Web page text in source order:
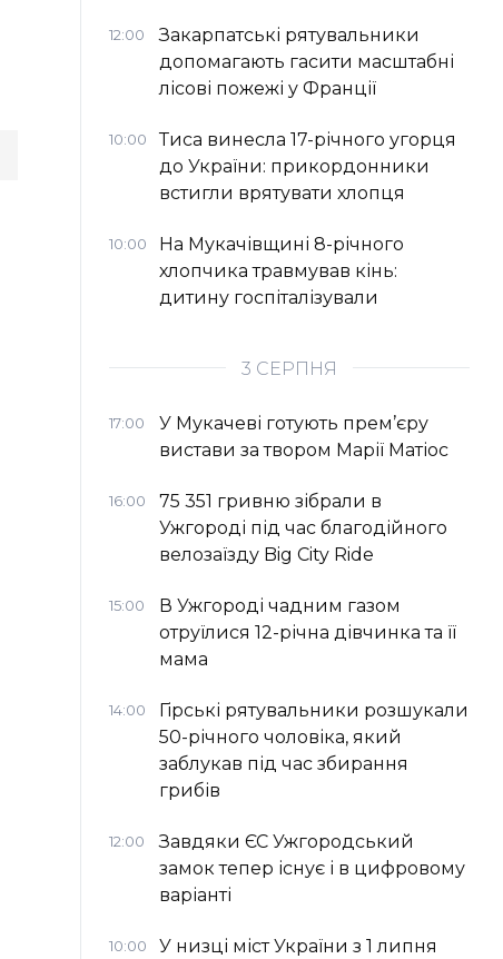
12:00
Закарпатські рятувальники
допомагають гасити масштабні
лісові пожежі у Франції
10:00
Тиса винесла 17-річного угорця
до України: прикордонники
встигли врятувати хлопця
10:00
На Мукачівщині 8-річного
хлопчика травмував кінь:
дитину госпіталізували
3 СЕРПНЯ
17:00
У Мукачеві готують прем’єру
вистави за твором Марії Матіос
16:00
75 351 гривню зібрали в
Ужгороді під час благодійного
велозаїзду Big Сity Ride
15:00
В Ужгороді чадним газом
отруїлися 12-річна дівчинка та її
мама
14:00
Гірські рятувальники розшукали
50-річного чоловіка, який
заблукав під час збирання
грибів
12:00
Завдяки ЄС Ужгородський
замок тепер існує і в цифровому
варіанті
10:00
У низці міст України з 1 липня